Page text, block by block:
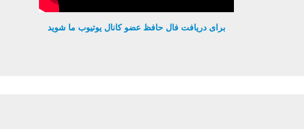
برای دریافت فال حافظ عضو کانال یوتیوب ما شوید